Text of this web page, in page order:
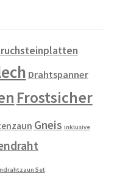
Drahtspanner
Frostsicher
Gneis inklusive
Set